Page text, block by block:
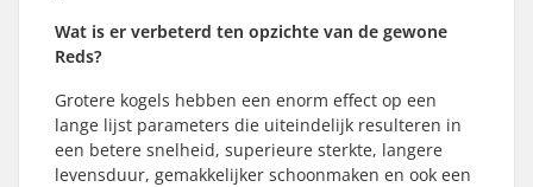
Wat is er verbeterd ten opzichte van de gewone
Reds?
Grotere kogels hebben een enorm effect op een
lange lijst parameters die uiteindelijk resulteren in
een betere snelheid, superieure sterkte, langere
levensduur, gemakkelijker schoonmaken en ook een